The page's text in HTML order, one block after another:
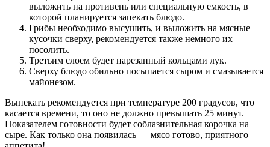
выложить на противень или специальную емкость, в
которой планируется запекать блюдо.
Грибы необходимо высушить, и выложить на мясные
кусочки сверху, рекомендуется также немного их
посолить.
Третьим слоем будет нарезанный кольцами лук.
Сверху блюдо обильно посыпается сыром и смазывается
майонезом.
Выпекать рекомендуется при температуре 200 градусов, что
касается времени, то оно не должно превышать 25 минут.
Показателем готовности будет соблазнительная корочка на
сыре. Как только она появилась — мясо готово, приятного